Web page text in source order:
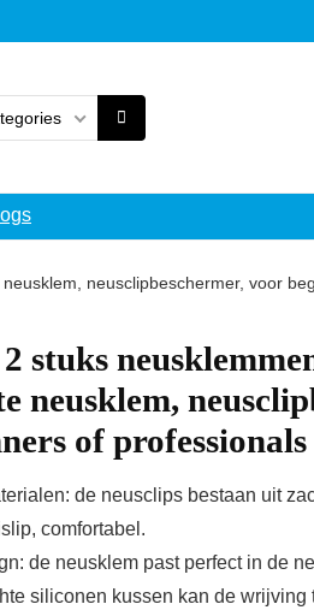
neusclipbeschermer, voor
stuks
neusklem,
of professionals
de neusclips bestaan uit
comfortabel.
de neusklem past perfect in de
siliconen kussen kan de